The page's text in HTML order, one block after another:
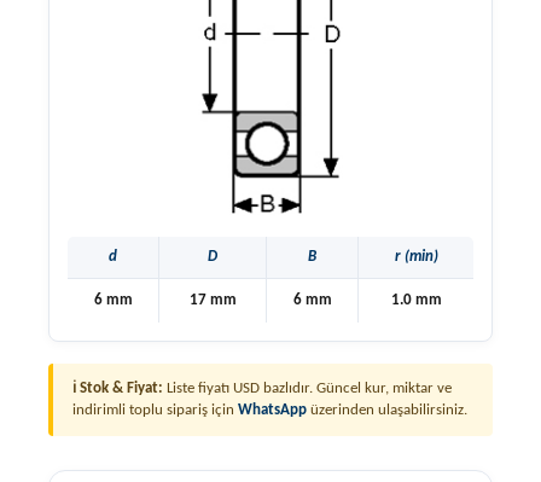
d D B r (min)
6 mm 17 mm 6 mm 1.0 mm
ℹ Stok & Fiyat: Liste fiyatı USD bazlıdır. Güncel kur, miktar ve
indirimli toplu sipariş için WhatsApp üzerinden ulaşabilirsiniz.